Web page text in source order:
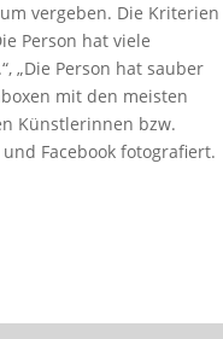
vergeben. Die Kriterien
Person hat viele
„Die Person hat sauber
mit den meisten
Künstlerinnen bzw.
Facebook fotografiert.